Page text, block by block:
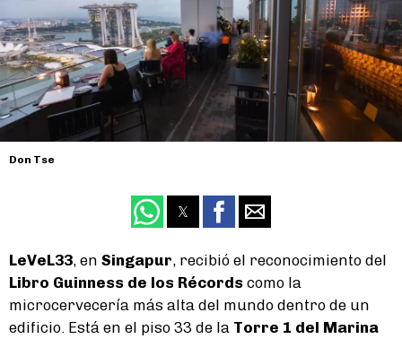
Don Tse
LeVeL33, en Singapur, recibió el reconocimiento del
Libro Guinness de los Récords como la
microcervecería más alta del mundo dentro de un
edificio. Está en el piso 33 de la Torre 1 del Marina